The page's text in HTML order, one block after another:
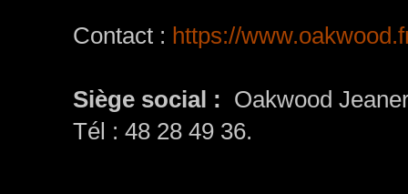
Contact : https://
Siège social : Oakwood
Tél : 48 28 49 36.